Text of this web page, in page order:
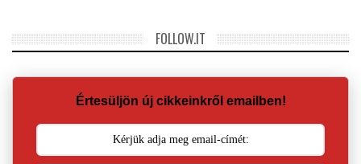
FOLLOW.IT
Értesüljön új cikkeinkről emailben!